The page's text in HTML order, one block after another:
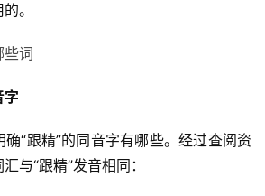
。
字
跟精”的同音字有哪些。经过查阅资
与“跟精”发音相同：